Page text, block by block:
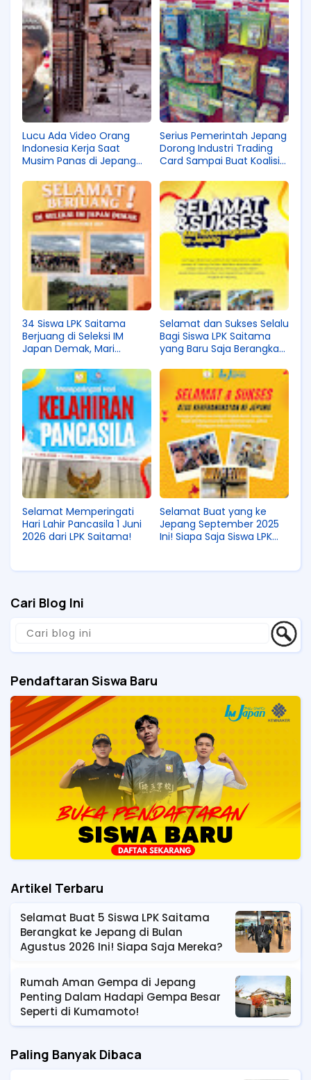
Lucu Ada Video Orang
Indonesia Kerja Saat
Musim Panas di Jepang
Serius Pemerintah Jepang
Dorong Industri Trading
Card Sampai Buat Koalisi
34 Siswa LPK Saitama
Berjuang di Seleksi IM
Japan Demak, Mari
Semua!
Selamat dan Sukses Selalu
Bagi Siswa LPK Saitama
yang Baru Saja Berangkat
Selamat Memperingati
Hari Lahir Pancasila 1 Juni
2026 dari LPK Saitama!
Selamat Buat yang ke
Jepang September 2025
Ini! Siapa Saja Siswa LPK
Cari Blog Ini
Pendaftaran Siswa Baru
Artikel Terbaru
Selamat Buat 5 Siswa LPK Saitama
Berangkat ke Jepang di Bulan
Agustus 2026 Ini! Siapa Saja Mereka?
Rumah Aman Gempa di Jepang
Penting Dalam Hadapi Gempa Besar
Seperti di Kumamoto!
Paling Banyak Dibaca